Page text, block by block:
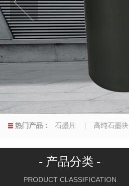
热门产品： 石墨片 高纯石墨块
|异型磨具 |
- 产品分类 -
PRODUCT CLASSIFICATION